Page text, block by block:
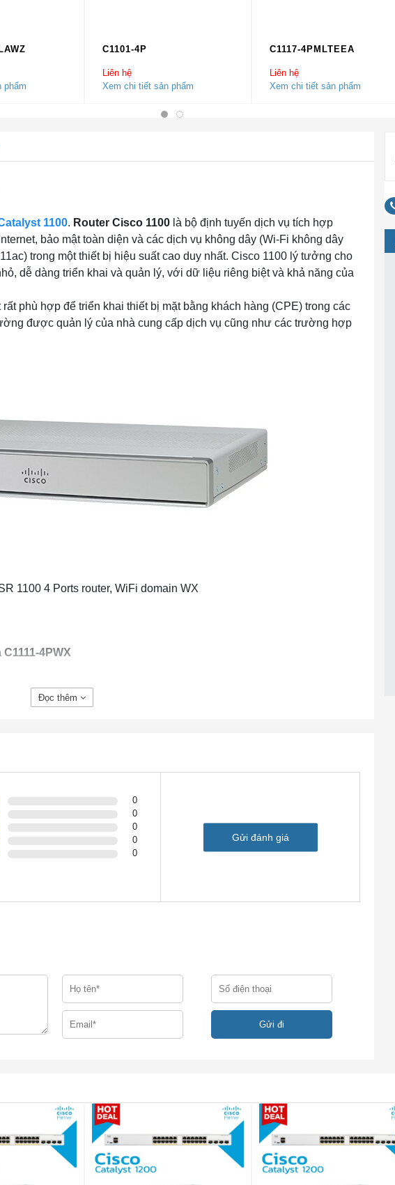
phẩm
C1101-4P
Liên hệ
Xem chi tiết sản phẩm
C1117-4PMLTEEA
Liên hệ
Xem chi tiết sản phẩm
1100. Router Cisco 1100 là bộ định tuyến dịch vụ tích hợp
bảo mật toàn diện và các dịch vụ không dây (Wi-Fi không dây
trong một thiết bị hiệu suất cao duy nhất. Cisco 1100 lý tưởng cho
dễ dàng triển khai và quản lý, với dữ liệu riêng biệt và khả năng của
rất phù hợp để triển khai thiết bị mặt bằng khách hàng (CPE) trong các
được quản lý của nhà cung cấp dịch vụ cũng như các trường hợp
1100 4 Ports router, WiFi domain WX
4PWX
1
và mặt sau của C1111-4PWX
Đọc thêm
0
0
0
0
0
Gửi đánh giá